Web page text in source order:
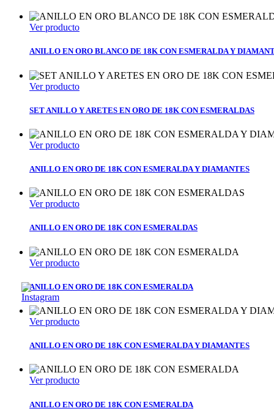
Ver producto
ANILLO EN ORO BLANCO DE 18K CON ESMERALDA Y
Ver producto
SET ANILLO Y ARETES EN ORO DE 18K CON ESMERALDAS
Ver producto
ANILLO EN ORO DE 18K CON ESMERALDA Y DIAMANTES
Ver producto
ANILLO EN ORO DE 18K CON ESMERALDAS
Ver producto
ANILLO EN ORO DE 18K CON ESMERALDA
Ver producto
ANILLO EN ORO DE 18K CON ESMERALDA Y DIAMANTES
Ver producto
ANILLO EN ORO DE 18K CON ESMERALDA